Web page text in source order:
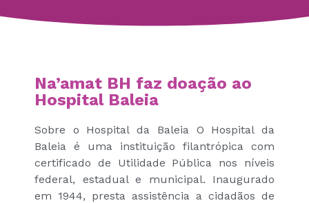
Na’amat BH faz doação ao
Hospital Baleia
Sobre o Hospital da Baleia O Hospital da
Baleia é uma instituição filantrópica com
certificado de Utilidade Pública nos níveis
federal, estadual e municipal. Inaugurado
em 1944, presta assistência a cidadãos de